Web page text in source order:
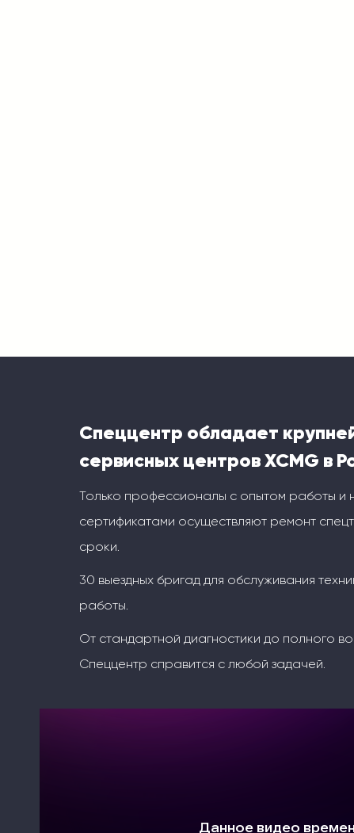
Спеццентр обладает
сервисных центров XCMG в
Только профессионалы с опытом работы и
сертификатами осуществляют ремонт
сроки.
30 выездных бригад для обслуживания
работы.
От стандартной диагностики до полного
Спеццентр справится с любой задачей.